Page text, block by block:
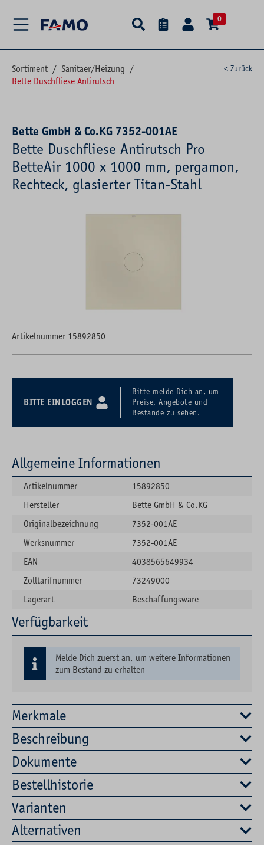
0
Sortiment / Sanitaer/Heizung /
Bette Duschfliese Antirutsch
< Zurück
Bette GmbH & Co.KG 7352-001AE
Bette Duschfliese Antirutsch Pro
BetteAir 1000 x 1000 mm, pergamon,
Rechteck, glasierter Titan-Stahl
Artikelnummer 15892850
BITTE EINLOGGEN
Bitte melde Dich an, um
Preise, Angebote und
Bestände zu sehen.
Merkmale
Beschreibung
Dokumente
Bestellhistorie
Varianten
Alternativen
Allgemeine Informationen
Artikelnummer
15892850
Hersteller
Bette GmbH & Co.KG
Originalbezeichnung
7352-001AE
Werksnummer
7352-001AE
EAN
4038565649934
Zolltarifnummer
73249000
Lagerart
Beschaffungsware
Verfügbarkeit
Melde Dich zuerst an, um weitere Informationen
zum Bestand zu erhalten